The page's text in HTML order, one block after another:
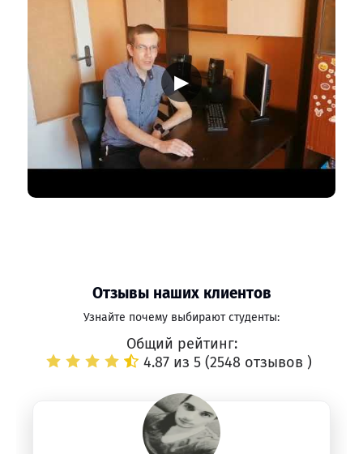
▶
Отзывы наших клиентов
Узнайте почему выбирают студенты:
Общий рейтинг:
4.87 из 5 (2548 отзывов )